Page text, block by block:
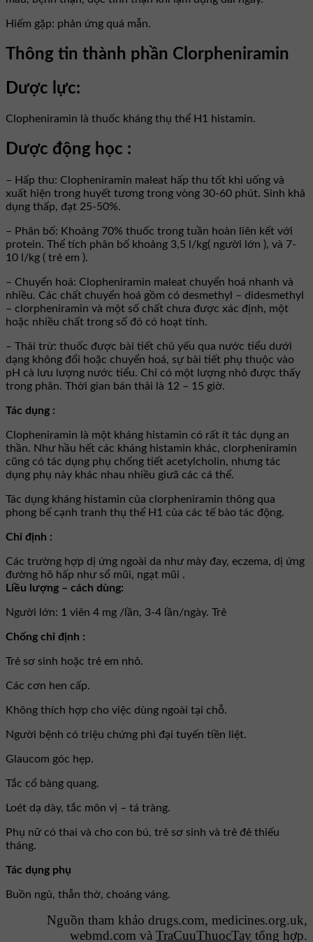
Hiếm gặp: phản ứng quá mẫn.
Thông tin thành phần Clorpheniramin
Dược lực:
Clopheniramin là thuốc kháng thụ thể H1 histamin.
Dược động học :
– Hấp thu: Clopheniramin maleat hấp thu tốt khi uống và
xuất hiện trong huyết tương trong vòng 30-60 phút. Sinh khả
dụng thấp, đạt 25-50%.
– Phân bố: Khoảng 70% thuốc trong tuần hoàn liên kết với
protein. Thể tích phân bố khoảng 3,5 l/kg( người lớn ), và 7-
10 l/kg ( trẻ em ).
– Chuyển hoá: Clopheniramin maleat chuyển hoá nhanh và
nhiều. Các chất chuyển hoá gồm có desmethyl – didesmethyl
– clorpheniramin và một số chất chưa được xác định, một
hoặc nhiều chất trong số đó có hoạt tính.
– Thải trừ: thuốc được bài tiết chủ yếu qua nước tiểu dưới
dạng không đổi hoặc chuyển hoá, sự bài tiết phụ thuộc vào
pH cà lưu lượng nước tiểu. Chỉ có một lượng nhỏ được thấy
trong phân. Thời gian bán thải là 12 – 15 giờ.
Tác dụng :
Clopheniramin là một kháng histamin có rất ít tác dụng an
thần. Như hầu hết các kháng histamin khác, clorpheniramin
cũng có tác dụng phụ chống tiết acetylcholin, nhưng tác
dụng phụ này khác nhau nhiều giưã các cá thể.
Tác dụng kháng histamin của clorpheniramin thông qua
phong bế cạnh tranh thụ thể H1 của các tế bào tác động.
Chỉ định :
Các trường hợp dị ứng ngoài da như mày đay, eczema, dị ứng
đường hô hấp như sổ mũi, ngạt mũi .
Liều lượng – cách dùng:
Người lớn: 1 viên 4 mg /lần, 3-4 lần/ngày. Trẻ
Chống chỉ định :
Trẻ sơ sinh hoặc trẻ em nhỏ.
Các cơn hen cấp.
Không thích hợp cho việc dùng ngoài tại chỗ.
Người bệnh có triệu chứng phì đại tuyến tiền liệt.
Glaucom góc hẹp.
Tắc cổ bàng quang.
Loét dạ dày, tắc môn vị – tá tràng.
Phụ nữ có thai và cho con bú, trẻ sơ sinh và trẻ đẻ thiếu
tháng.
Tác dụng phụ
Buồn ngủ, thẫn thờ, choáng váng.
Nguồn tham khảo drugs.com, medicines.org.uk,
webmd.com và TraCuuThuocTay tổng hợp.